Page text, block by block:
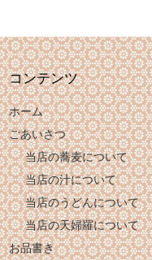
コンテンツ
ホーム
ごあいさつ
当店の蕎麦について
当店の汁について
当店のうどんについて
当店の天婦羅について
お品書き